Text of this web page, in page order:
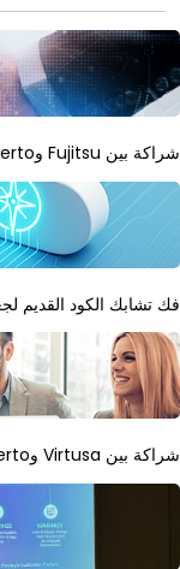
شراكة بين Fujitsu وConcierto لتسريع التحول إلى سحا…
فك تشابك الكود القديم
شراكة بين Virtusa وConcierto لتسريع التحولات السحا…